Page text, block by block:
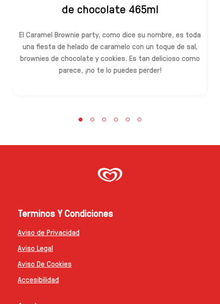
de chocolate​ 465ml
El Caramel Brownie party, como dice su nombre, es toda
una fiesta de helado de caramelo con un toque de sal,
brownies de chocolate y cookies. Es tan delicioso como
parece, ¡no te lo puedes perder!
Terminos Y Condiciones
Aviso de Privacidad
Configurar Cookies
Aviso Legal
Aviso De Cookies